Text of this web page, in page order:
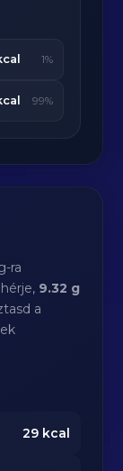
1%
99%
ra
9.32 g
a
29kcal